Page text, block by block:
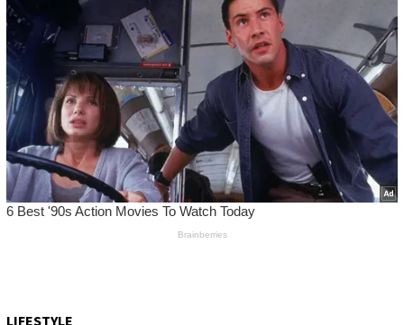
LIFESTYLE